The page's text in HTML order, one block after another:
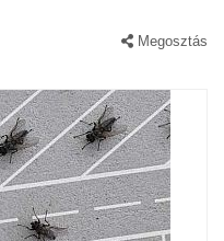
Megosztás